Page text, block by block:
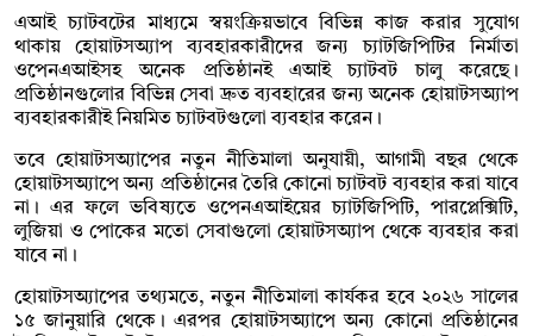
এআই চ্যাটবটের মাধ্যমে স্বয়ংক্রিয়ভাবে বিভিন্ন কাজ করার সুযোগ
থাকায় হোয়াটসঅ্যাপ ব্যবহারকারীদের জন্য চ্যাটজিপিটির নির্মাতা
ওপেনএআইসহ অনেক প্রতিষ্ঠানই এআই চ্যাটবট চালু করেছে।
প্রতিষ্ঠানগুলোর বিভিন্ন সেবা দ্রুত ব্যবহারের জন্য অনেক হোয়াটসঅ্যাপ
ব্যবহারকারীই নিয়মিত চ্যাটবটগুলো ব্যবহার করেন।
তবে হোয়াটসঅ্যাপের নতুন নীতিমালা অনুযায়ী, আগামী বছর থেকে
হোয়াটসঅ্যাপে অন্য প্রতিষ্ঠানের তৈরি কোনো চ্যাটবট ব্যবহার করা যাবে
না। এর ফলে ভবিষ্যতে ওপেনএআইয়ের চ্যাটজিপিটি, পারপ্লেক্সিটি,
লুজিয়া ও পোকের মতো সেবাগুলো হোয়াটসঅ্যাপ থেকে ব্যবহার করা
যাবে না।
হোয়াটসঅ্যাপের তথ্যমতে, নতুন নীতিমালা কার্যকর হবে ২০২৬ সালের
১৫ জানুয়ারি থেকে। এরপর হোয়াটসঅ্যাপে অন্য কোনো প্রতিষ্ঠানের